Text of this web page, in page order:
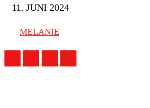
11. JUNI 2024
MELANIE